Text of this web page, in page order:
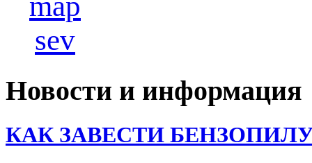
Новости и информация
КАК ЗАВЕСТИ